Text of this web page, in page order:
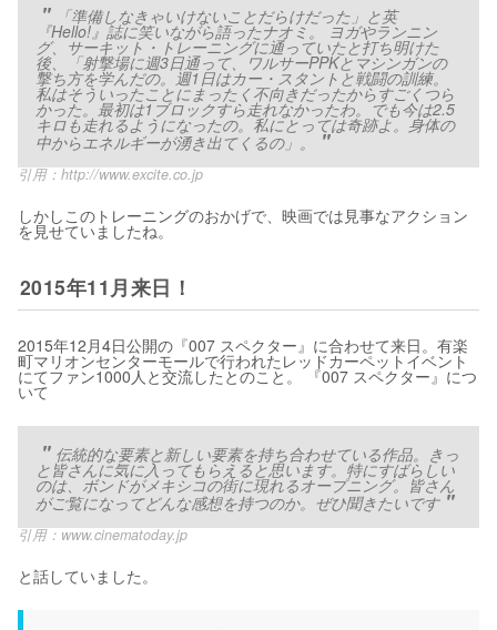
「準備しなきゃいけないことだらけだった」と英
『Hello!』誌に笑いながら語ったナオミ。 ヨガやランニン
グ、サーキット・トレーニングに通っていたと打ち明けた
後、「射撃場に週3日通って、ワルサーPPKとマシンガンの
撃ち方を学んだの。週1日はカー・スタントと戦闘の訓練。
私はそういったことにまったく不向きだったからすごくつら
かった。最初は1ブロックすら走れなかったわ。でも今は2.5
キロも走れるようになったの。私にとっては奇跡よ。身体の
中からエネルギーが湧き出てくるの」。
引用：http://www.excite.co.jp
しかしこのトレーニングのおかげで、映画では見事なアクション
を見せていましたね。
2015年11月来日！
2015年12月4日公開の『007 スペクター』に合わせて来日。有楽
町マリオンセンターモールで行われたレッドカーペットイベント
にてファン1000人と交流したとのこと。 『007 スペクター』につ
いて
伝統的な要素と新しい要素を持ち合わせている作品。きっ
と皆さんに気に入ってもらえると思います。特にすばらしい
のは、ボンドがメキシコの街に現れるオープニング。皆さん
がご覧になってどんな感想を持つのか。ぜひ聞きたいです
引用：www.cinematoday.jp
と話していました。